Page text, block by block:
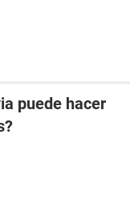
puede hacer